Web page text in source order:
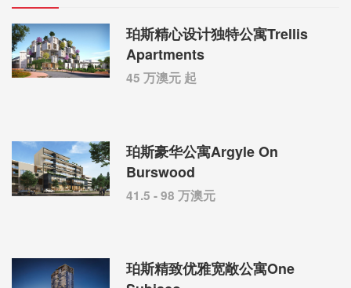
珀斯精心设计独特公寓Trellis
Apartments
45 万澳元 起
珀斯豪华公寓Argyle On
Burswood
41.5 - 98 万澳元
珀斯精致优雅宽敞公寓One